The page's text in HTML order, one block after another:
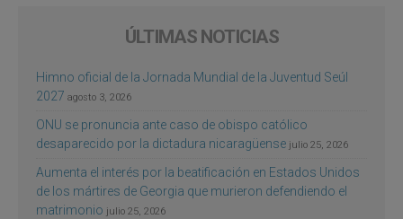
ÚLTIMAS NOTICIAS
Himno oficial de la Jornada Mundial de la Juventud Seúl
2027 agosto 3, 2026
ONU se pronuncia ante caso de obispo católico
desaparecido por la dictadura nicaragüense julio 25, 2026
Aumenta el interés por la beatificación en Estados Unidos
de los mártires de Georgia que murieron defendiendo el
matrimonio julio 25, 2026